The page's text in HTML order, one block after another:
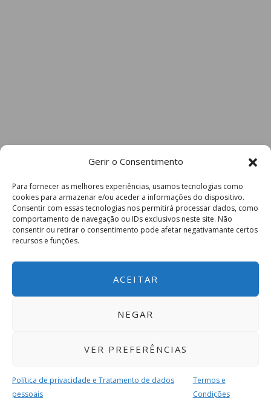
Gerir o Consentimento
Para fornecer as melhores experiências, usamos tecnologias como
cookies para armazenar e/ou aceder a informações do dispositivo.
Consentir com essas tecnologias nos permitirá processar dados, como
comportamento de navegação ou IDs exclusivos neste site. Não
consentir ou retirar o consentimento pode afetar negativamante certos
recursos e funções.
ACEITAR
NEGAR
VER PREFERÊNCIAS
Política de privacidade e Tratamento de dados
pessoais
Termos e
Condições